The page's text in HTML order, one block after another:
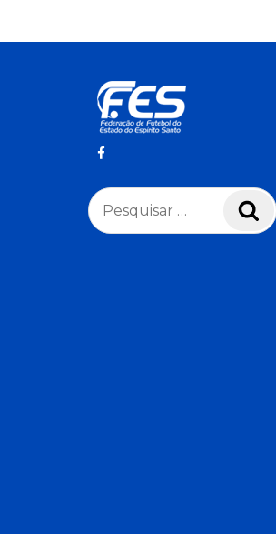
Pesquisar
por: